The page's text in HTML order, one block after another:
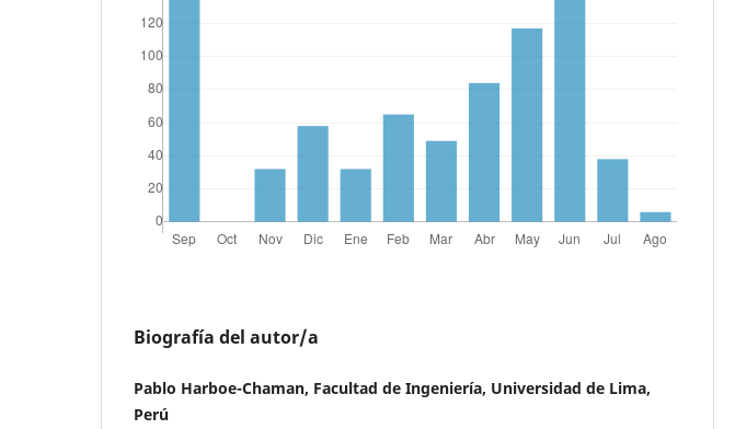
Biografía del autor/a
Pablo Harboe-Chaman, Facultad de Ingeniería, Universidad de Lima,
Perú